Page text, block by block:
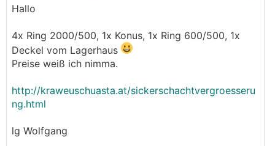
Hallo
4x Ring 2000/500, 1x Konus, 1x Ring 600/500, 1x
Deckel vom Lagerhaus
Preise weiß ich nimma.
http://kraweuschuasta.at/sickerschachtvergroesseru
ng.html
lg Wolfgang